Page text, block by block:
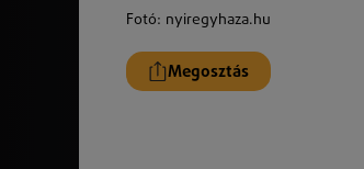
Fotó: nyiregyhaza.hu
Megosztás